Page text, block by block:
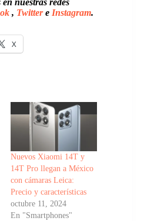
nuestras redes
, Twittere Instagram.
X
Nuevos Xiaomi 14T y
14T Pro llegan a México
con cámaras Leica:
Precio y características
octubre 11, 2024
En "Smartphones"